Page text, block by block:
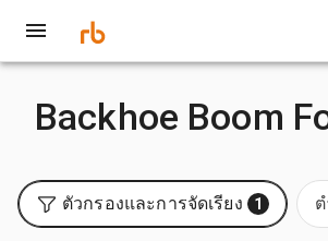
Backhoe Boom
ตัวกรองและการจัดเรียง 1